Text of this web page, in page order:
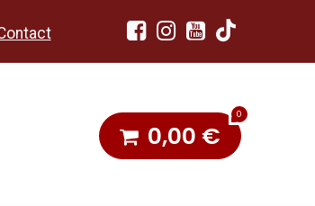
0
0,00 €